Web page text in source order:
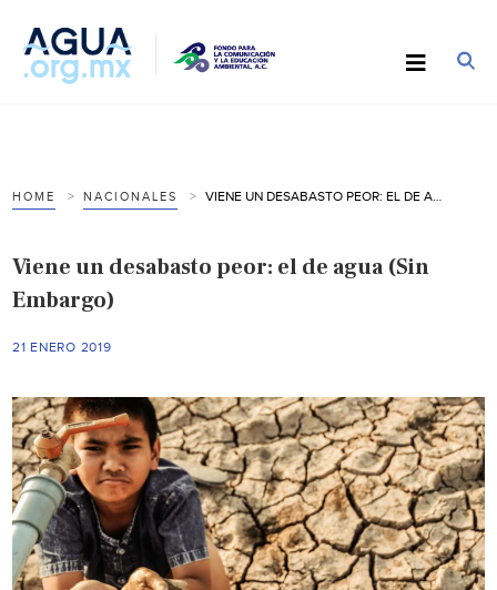
HOME NACIONALES
Viene un desabasto peor: el de agua (Sin
Embargo)
21 ENERO 2019